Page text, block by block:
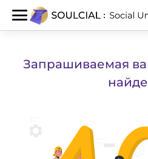
Запрашиваемая